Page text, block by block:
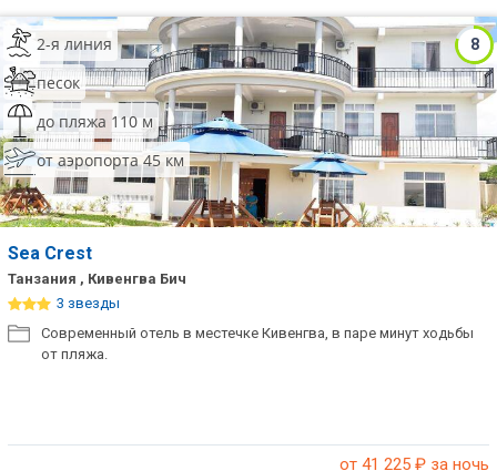
8
2-я линия
песок
до пляжа 110 м
от аэропорта 45 км
Sea Crest
Танзания , Кивенгва Бич
3 звезды
Современный отель в местечке Кивенгва, в паре минут ходьбы
от пляжа.
от 41 225 ₽ за ночь
ТОП 10 недорогих отелей
5*
Лучшие отели 4* звезды
Недорогие отели 4*
звезды
Лучшие отели 3* звезды
Недорогие отели 3*
Сетевые отели Турции
Сетевые отели ОАЭ